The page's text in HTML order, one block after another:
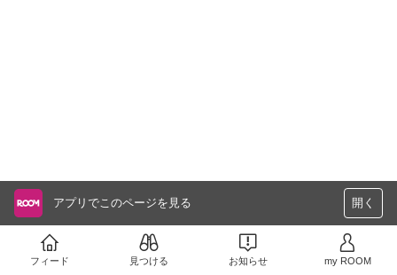
アプリでこのページを見る 開く
フィード 見つける お知らせ my ROOM